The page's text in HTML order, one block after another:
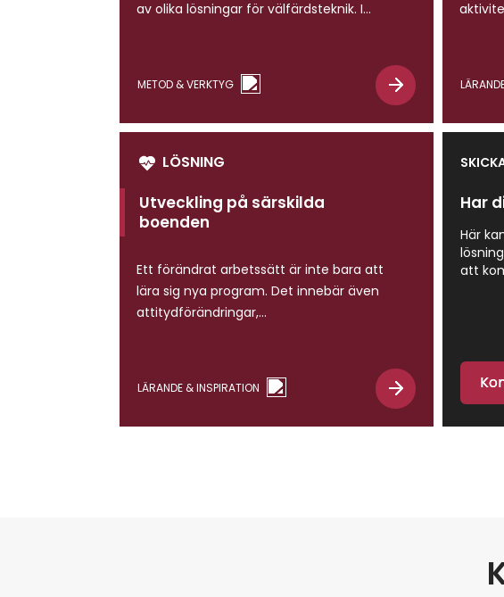
av olika lösningar för välfärdsteknik. I
tolkningar av behov vid upphandling. För
att förenkla användningen av
digitalt, med möjlighet för användaren
att ta del av de delar som känns mest
METOD & VERKTYG
gäller
LÖSNING
Utveckling på särskilda
boenden
Ett förändrat arbetssätt är inte bara att
lära sig nya program. Det innebär även
attitydförändringar,
få chansen att lära sig från andras
perspektiv. Därför har vi i projekt eGO,
LÄRANDE & INSPIRATION
Har
Här
att